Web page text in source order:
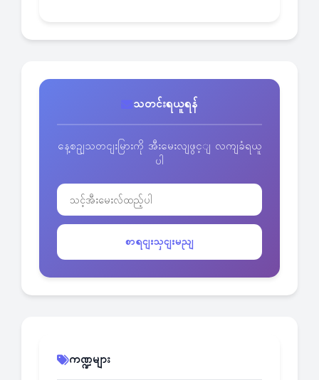
သတင်းရယူရန်
နေ့စဥျသတငျးမြားကို အီးမေးလျဖွင့ျ လကျခံရယူ
ပါ
စာရငျးသှငျးမညျ
ကဏ္ဍများ